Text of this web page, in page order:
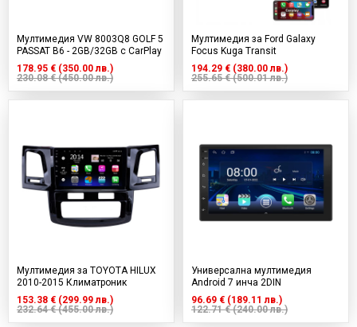
Мултимедия VW 8003Q8 GOLF 5
PASSAT B6 - 2GB/32GB с CarPlay
178.95 € (350.00 лв.)
230.08 € (450.00 лв.)
Мултимедия за Ford Galaxy
Focus Kuga Transit
194.29 € (380.00 лв.)
255.65 € (500.01 лв.)
Мултимедия за TOYOTA HILUX
2010-2015 Климатроник
153.38 € (299.99 лв.)
232.64 € (455.00 лв.)
Универсална мултимедия
Android 7 инча 2DIN
96.69 € (189.11 лв.)
122.71 € (240.00 лв.)